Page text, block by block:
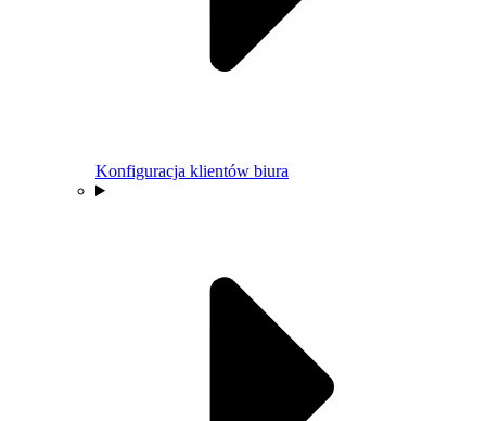
Konfiguracja klientów biura